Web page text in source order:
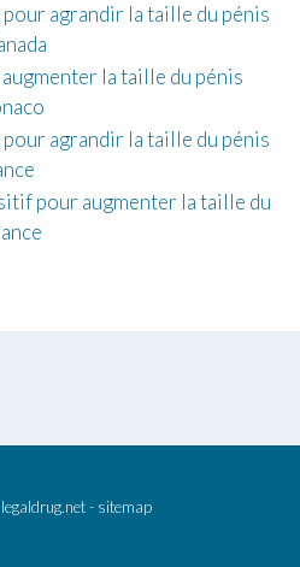
agrandir la taille du pénis
la taille du pénis
agrandir la taille du pénis
pour augmenter la taille du
legaldrug.net- sitemap